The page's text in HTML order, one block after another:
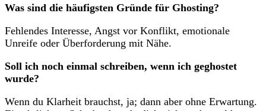
Was sind die häufigsten Gründe für Ghosting?
Fehlendes Interesse, Angst vor Konflikt, emotionale
Unreife oder Überforderung mit Nähe.
Soll ich noch einmal schreiben, wenn ich geghostet
wurde?
Wenn du Klarheit brauchst, ja; dann aber ohne Erwartung.